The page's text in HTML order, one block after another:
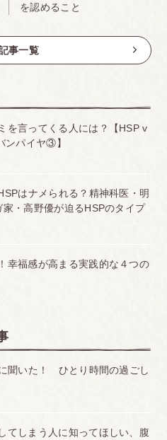
を認めること
事一覧
を言ってくる人には？【HSP v
ンパイヤ③】
はナメられる？精神科医・明
・高野優が迫るHSPのタイプ
幸福感が高まる実践的な４つの
聞いた！ ひとり時間の過ごし
てしまう人に知ってほしい、腹